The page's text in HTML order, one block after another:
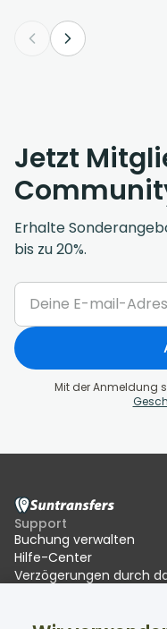
Jetzt
Erhalte
bis zu 20%.
Mit der Anmeldung
Support
Buchung verwalten
Hilfe-Center
Verzögerungen durch